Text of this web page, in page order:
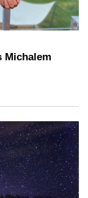
Michalem